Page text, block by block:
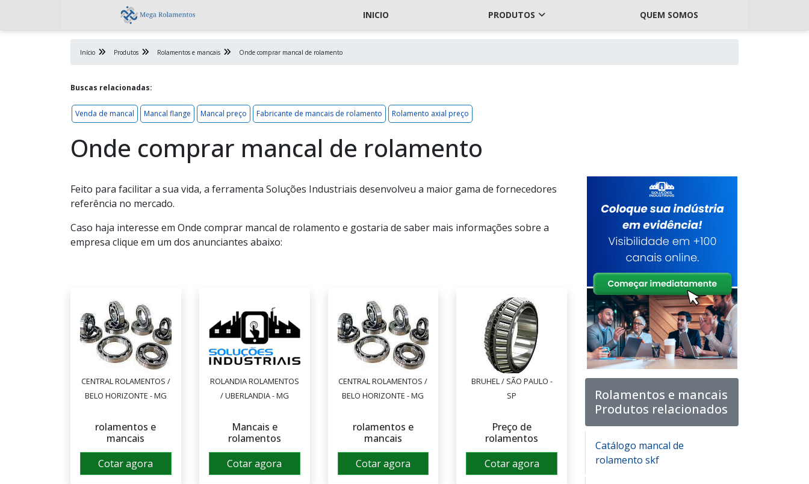
INICIO PRODUTOS QUEM SOMOS
Início Produtos Rolamentos e mancais Onde comprar mancal de rolamento
Buscas relacionadas:
Venda de mancal Mancal flange Mancal preço Fabricante de mancais de rolamento Rolamento axial preço
Onde comprar mancal de rolamento
Feito para facilitar a sua vida, a ferramenta Soluções Industriais desenvolveu a maior gama de fornecedores
referência no mercado.
Caso haja interesse em Onde comprar mancal de rolamento e gostaria de saber mais informações sobre a
empresa clique em um dos anunciantes abaixo:
CENTRAL ROLAMENTOS /
BELO HORIZONTE - MG
rolamentos e
mancais
Cotar agora
ROLANDIA ROLAMENTOS
/ UBERLANDIA - MG
Mancais e
rolamentos
Cotar agora
CENTRAL ROLAMENTOS /
BELO HORIZONTE - MG
rolamentos e
mancais
Cotar agora
BRUHEL / SÃO PAULO -
SP
Preço de
rolamentos
Cotar agora
Rolamentos e mancais
Produtos relacionados
Catálogo mancal de
rolamento skf